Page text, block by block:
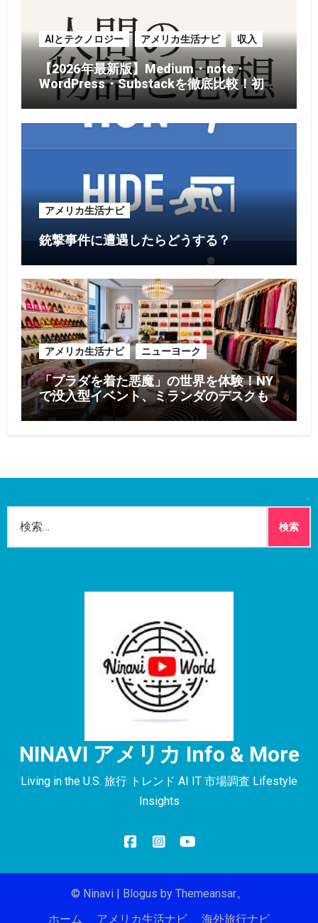
AIとテクノロジー アメリカ生活ナビ 収入
【2026年最新版】Medium・note・
WordPress・Substackを徹底比較！初心
者がブログを始めるならどれがおすす
め？
アメリカ生活ナビ
銃撃事件に遭遇したらどうする？
アメリカ生活ナビ ニューヨーク
「プラダを着た悪魔」の世界を体験！NY
で没入型イベント、ミランダのデスクも
再現
NINAVI アメリカ Info & More
Living in the U.S. 旅行 トレンド AI IT 市場調査 Lifestyle
Insights
© Ninavi | Blogus by Themeansar。
ホーム
アメリカ生活ナビ 海外旅行ナビ